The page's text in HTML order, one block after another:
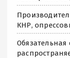
КНР,